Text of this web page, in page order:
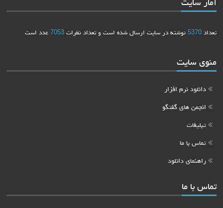
در سایت ارسال شده است و تعداد نظرات7053عدد است
افزار
گفتگو